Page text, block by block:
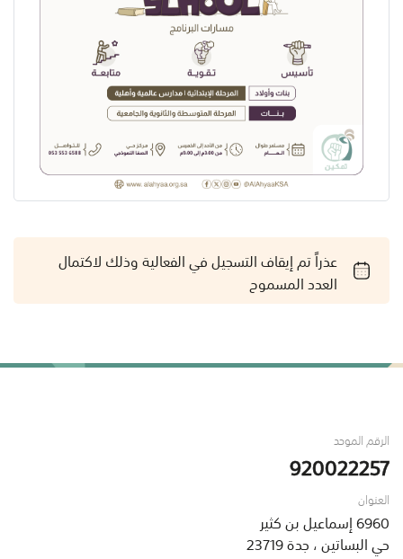
عذراً تم إيقاف التسجيل في الفعالية وذلك لاكتمال
العدد المسموح
الرقم الموحد
920022257
العنوان
6960 إسماعيل بن كثير
حي البساتين ، جدة 23719